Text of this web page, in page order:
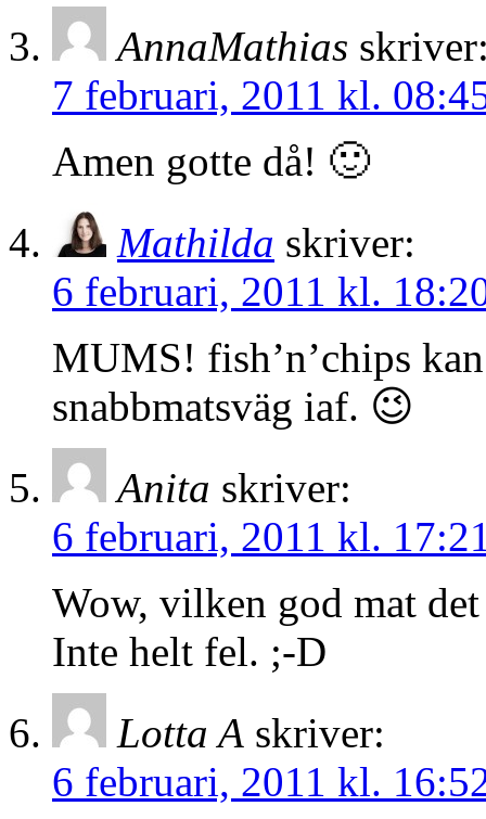
AnnaMathias
7 februari, 2011 kl.
Amen gotte då! 🙂
Mathilda skriver:
6 februari, 2011 kl.
MUMS! fish’n’chips
snabbmatsväg iaf. 😉
Anita skriver:
6 februari, 2011 kl.
Wow, vilken god mat
Inte helt fel. ;-D
Lotta A skriver:
6 februari, 2011 kl.